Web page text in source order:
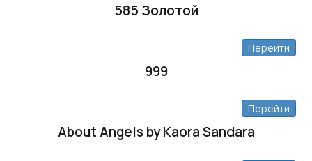
585 Золотой
Перейти
999
Перейти
About Angels by Kaora Sandara